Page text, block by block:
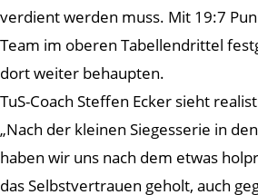
verdient werden muss. Mit 19:7
Team im oberen Tabellendrittel
dort weiter behaupten.
TuS-Coach Steffen Ecker sieht
„Nach der kleinen Siegesserie in
haben wir uns nach dem etwas
das Selbstvertrauen geholt, auch